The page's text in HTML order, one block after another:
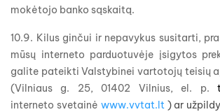
mokėtojo banko sąskaitą.
10.9. Kilus ginčui ir nepavykus susitarti,
mūsų interneto parduotuvėje įsigytos
galite pateikti Valstybinei vartotojų teisių
(Vilniaus g. 25, 01402 Vilnius, el. p.
interneto svetainė www.vvtat.lt) ar